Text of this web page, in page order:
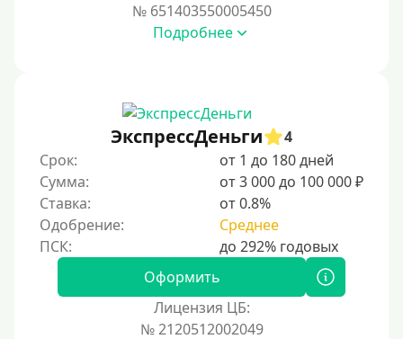
С возможностью частичного погашения
Надежные
Без обмана
Без предоплат
Без электронной почты
С автоматическим одобрением
Без номера телефона
№ 651403550005450
Подробнее
ЭкспрессДеньги
4
Срок:
от 1 до 180 дней
Сумма:
от 3 000 до 100 000 ₽
Ставка:
от 0.8%
Одобрение:
Среднее
Оформить
Лицензия ЦБ:
№ 2120512002049